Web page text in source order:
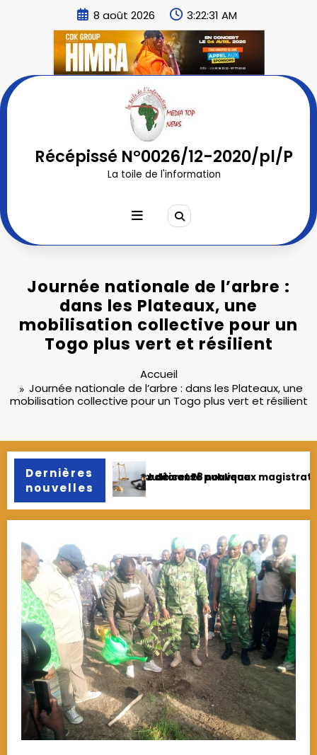
8 août 2026 3:22:33 AM
Récépissé N°0026/12-2020/pl/P
La toile de l'information
Journée nationale de l’arbre :
dans les Plateaux, une
mobilisation collective pour un
Togo plus vert et résilient
Accueil
Journée nationale de l’arbre : dans les Plateaux, une
mobilisation collective pour un Togo plus vert et résilient
Dernières
nouvelles
intègrent officiellement les corps civil et militaire
Fonction publique : 78